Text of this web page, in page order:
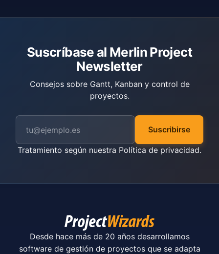
Suscríbase al Merlin Project
Newsletter
Consejos sobre Gantt, Kanban y control de
proyectos.
Suscribirse
Tratamiento según nuestra Política de privacidad.
Desde hace más de 20 años desarrollamos
software de gestión de proyectos que se adapta